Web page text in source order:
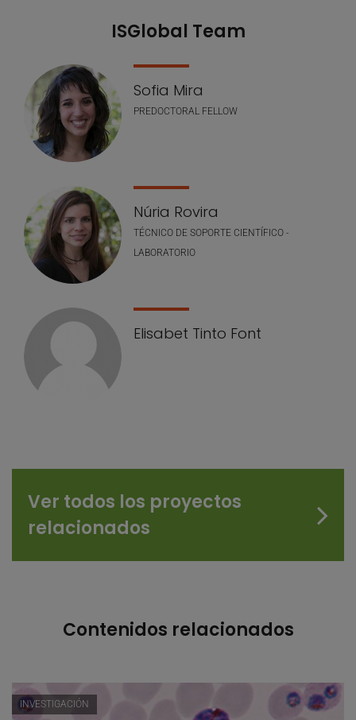
ISGlobal Team
Sofia Mira
PREDOCTORAL FELLOW
Núria Rovira
TÉCNICO DE SOPORTE CIENTÍFICO -
LABORATORIO
Elisabet Tinto Font
Ver todos los proyectos
relacionados
Contenidos relacionados
INVESTIGACIÓN